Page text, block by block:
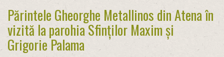
Părintele Gheorghe Metallinos din Atena în
vizită la parohia Sfinților Maxim și
Grigorie Palama